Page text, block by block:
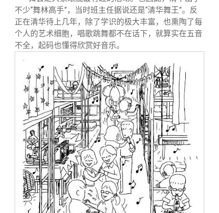
不少“舞林高手”，当时班主任据说还是“清华舞王”。反
正在清华待上几年，除了学识的极大丰富，也熏陶了每
个人的艺术细胞，唱歌跳舞都不在话下，就算实在五音
不全，起码也懂得欣赏好音乐。